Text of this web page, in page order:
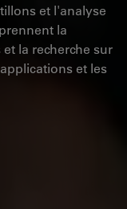
et l'analyse
la
la recherche sur
et les